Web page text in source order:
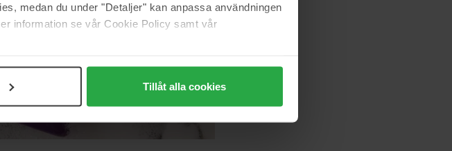
medan du under "Detaljer" kan anpassa användningen
information se vår Cookie Policy samt vår
Tillåt alla cookies